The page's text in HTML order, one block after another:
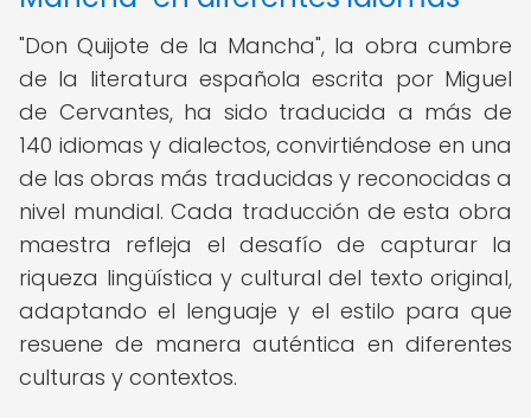
"Don Quijote de la Mancha", la obra cumbre
de la literatura española escrita por Miguel
de Cervantes, ha sido traducida a más de
140 idiomas y dialectos, convirtiéndose en una
de las obras más traducidas y reconocidas a
nivel mundial. Cada traducción de esta obra
maestra refleja el desafío de capturar la
riqueza lingüística y cultural del texto original,
adaptando el lenguaje y el estilo para que
resuene de manera auténtica en diferentes
culturas y contextos.